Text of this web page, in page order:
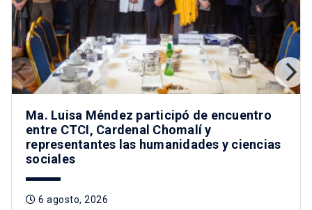
Ma. Luisa Méndez participó de encuentro
entre CTCI, Cardenal Chomalí y
representantes las humanidades y ciencias
sociales
6 agosto, 2026